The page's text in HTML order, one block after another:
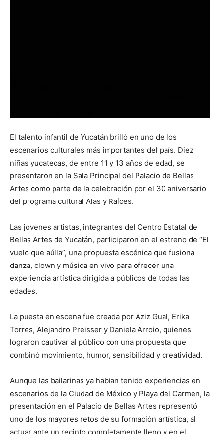
El talento infantil de Yucatán brilló en uno de los
escenarios culturales más importantes del país. Diez
niñas yucatecas, de entre 11 y 13 años de edad, se
presentaron en la Sala Principal del Palacio de Bellas
Artes como parte de la celebración por el 30 aniversario
del programa cultural Alas y Raíces.
Las jóvenes artistas, integrantes del Centro Estatal de
Bellas Artes de Yucatán, participaron en el estreno de “El
vuelo que aúlla”, una propuesta escénica que fusiona
danza, clown y música en vivo para ofrecer una
experiencia artística dirigida a públicos de todas las
edades.
La puesta en escena fue creada por Aziz Gual, Erika
Torres, Alejandro Preisser y Daniela Arroio, quienes
lograron cautivar al público con una propuesta que
combinó movimiento, humor, sensibilidad y creatividad.
Aunque las bailarinas ya habían tenido experiencias en
escenarios de la Ciudad de México y Playa del Carmen, la
presentación en el Palacio de Bellas Artes representó
uno de los mayores retos de su formación artística, al
actuar ante un recinto completamente lleno y en el